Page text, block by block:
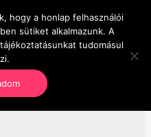
Main
hogy a honlap felhasználói
sütiket alkalmazunk. A
tudomásul